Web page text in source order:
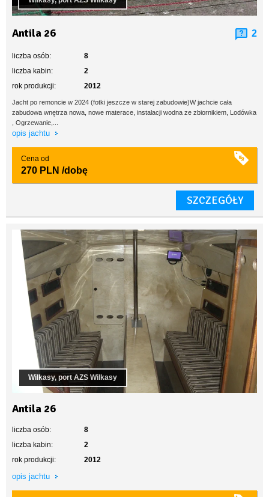
Antila 26 2
liczba osób:
8
liczba kabin:
2
rok produkcji:
2012
Jacht po remoncie w 2024 (fotki jeszcze w starej zabudowie)W jachcie cała
zabudowa wnętrza nowa, nowe materace, instalacji wodna ze zbiornikiem, Lodówka
, Ogrzewanie,...
opis jachtu
Cena od
270 PLN /dobę
SZCZEGÓŁY
Wilkasy, port AZS Wilkasy
Antila 26
liczba osób:
8
liczba kabin:
2
rok produkcji:
2012
opis jachtu